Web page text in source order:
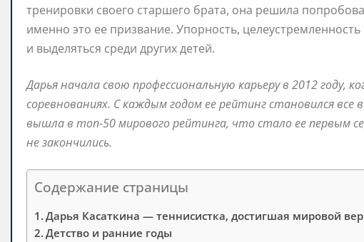
тренировки своего старшего брата, она решила
именно это ее призвание. Упорность,
и выделяться среди других детей.
Дарья начала свою профессиональную карьеру в 2012 году,
соревнованиях. С каждым годом ее рейтинг становился
вышла в топ-50 мирового рейтинга, что стало ее первым
не закончились.
Содержание страницы
Дарья Касаткина — теннисистка, достигшая мировой
Детство и ранние годы